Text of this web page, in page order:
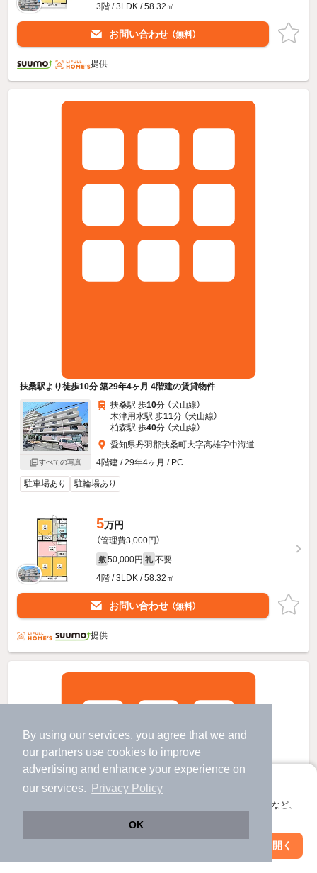
By using our services, you agree that we and
our partners use cookies to improve
advertising and enhance your experience on
our services.
Privacy Policy
OK
アプリに切り替えて、サクサクお部屋探し
会員登録なしですぐ使える。マップ検索やお気に入り保存など、
アプリを開く
3階 / 3LDK / 58.32㎡
お問い合わせ （無料）
提供
扶桑駅より徒歩10分 築29年4ヶ月 4階建の賃貸物件
すべての写真
扶桑駅 歩10分 （犬山線）
木津用水駅 歩11分 （犬山線）
柏森駅 歩40分 （犬山線）
愛知県丹羽郡扶桑町大字高雄字中海道
4階建 / 29年4ヶ月 / PC
駐車場あり 駐輪場あり
5万円
（管理費3,000円）
敷 50,000円 礼 不要
4階 / 3LDK / 58.32㎡
お問い合わせ （無料）
提供
絞り込み条件を変更